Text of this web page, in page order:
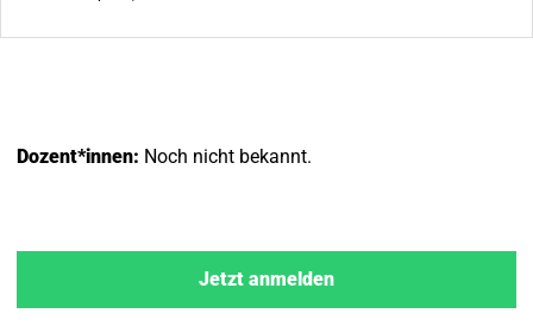
Dozent*innen: Noch nicht bekannt.
Jetzt anmelden